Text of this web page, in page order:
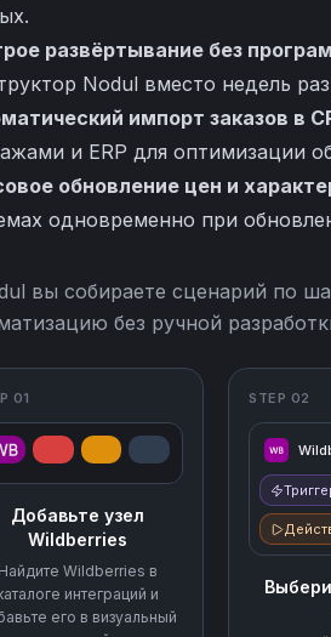
развёртывание без
Nodul вместо недель
импорт заказов в
и ERP для оптимизации
обновление цен и
одновременно при
вы собираете сценарий по
без ручной
01
Добавьте узел
Wildberries
Найдите Wildberries в
интеграций и
его в визуальный
STEP 02